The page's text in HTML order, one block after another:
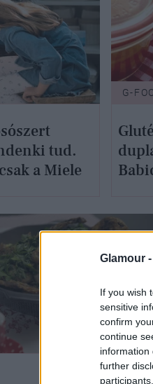
Glamour -
If you wish
sensitive
confirm
continue
information
further
tud.
a Miele
G-